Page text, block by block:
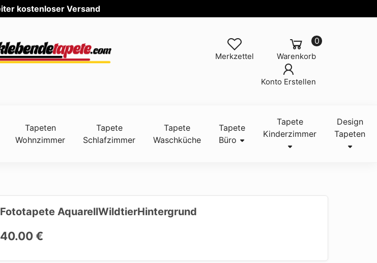
Weltweit
Warenkorb
0
Merkzettel
Konto Erstellen
Tapeten
Wohnzimmer
Tapete
Schlafzimmer
Tapete
Waschküche
Tapete
Büro
Tapete
Kinderzimmer
Design
Tapeten
Fototapete AquarellWildtierHintergrund
40.00 €